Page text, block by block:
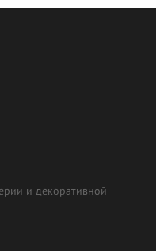
и декоративной